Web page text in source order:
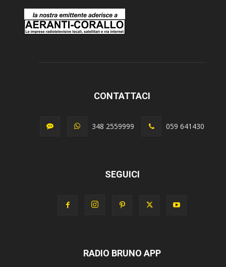
CONTATTACI
348 2559999 059 641430
SEGUICI
RADIO BRUNO APP